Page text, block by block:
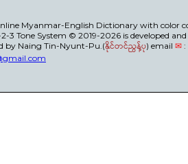
Myanmar-English Dictionary with color
2-3 Tone System © 2019-2026 is developed and
by Naing Tin-Nyunt-Pu.(နိုင်တင်ညွန့်ပု) email ✉: